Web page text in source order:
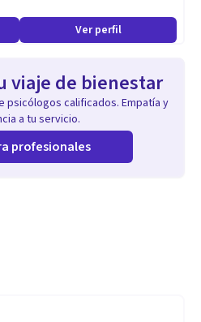
Ver perfil
viaje de bienestar
psicólogos calificados. Empatía y
a tu servicio.
profesionales